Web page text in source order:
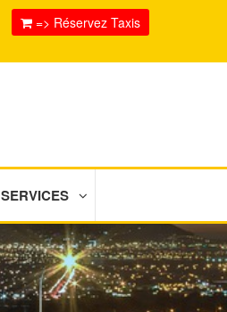
=> Réservez Taxis
SERVICES